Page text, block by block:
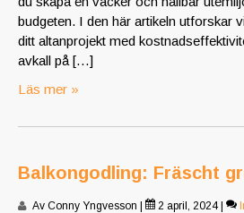
budgeten. I den här artikeln utforskar
ditt altanprojekt med
avkall på […]
Läs mer »
Balkongodling: Fräscht
Av Conny Yngvesson | 2 april, 2024 |